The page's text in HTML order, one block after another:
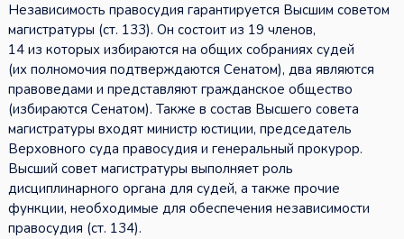
Независимость правосудия гарантируется Высшим советом
магистратуры (ст. 133). Он состоит из 19 членов,
14 из которых избираются на общих собраниях судей
(их полномочия подтверждаются Сенатом), два являются
правоведами и представляют гражданское общество
(избираются Сенатом). Также в состав Высшего совета
магистратуры входят министр юстиции, председатель
Верховного суда правосудия и генеральный прокурор.
Высший совет магистратуры выполняет роль
дисциплинарного органа для судей, а также прочие
функции, необходимые для обеспечения независимости
правосудия (ст. 134).